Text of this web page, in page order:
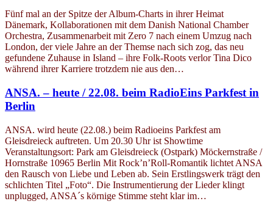
Fünf mal an der Spitze der Album-Charts in ihrer Heimat
Dänemark, Kollaborationen mit dem Danish National Chamber
Orchestra, Zusammenarbeit mit Zero 7 nach einem Umzug nach
London, der viele Jahre an der Themse nach sich zog, das neu
gefundene Zuhause in Island – ihre Folk-Roots verlor Tina Dico
während ihrer Karriere trotzdem nie aus den…
ANSA. – heute / 22.08. beim RadioEins Parkfest in
Berlin
ANSA. wird heute (22.08.) beim Radioeins Parkfest am
Gleisdreieck auftreten. Um 20.30 Uhr ist Showtime
Veranstaltungsort: Park am Gleisdreieck (Ostpark) Möckernstraße /
Hornstraße 10965 Berlin Mit Rock’n’Roll-Romantik lichtet ANSA
den Rausch von Liebe und Leben ab. Sein Erstlingswerk trägt den
schlichten Titel „Foto“. Die Instrumentierung der Lieder klingt
unplugged, ANSA´s körnige Stimme steht klar im…